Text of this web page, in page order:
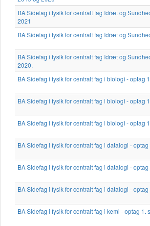
BA Sidefag i fysik for centralt fag Idræt og
2021
BA Sidefag i fysik for centralt fag Idræt og
BA Sidefag i fysik for centralt fag Idræt og
2020.
BA Sidefag i fysik for centralt fag i biologi - optag
BA Sidefag i fysik for centralt fag i biologi - optag
BA Sidefag i fysik for centralt fag i biologi - optag
BA Sidefag i fysik for centralt fag i datalogi -
BA Sidefag i fysik for centralt fag i datalogi -
BA Sidefag i fysik for centralt fag i datalogi -
BA Sidefag i fysik for centralt fag i kemi - optag